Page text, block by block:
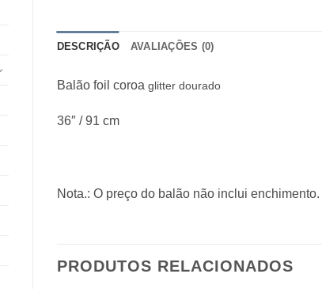
DESCRIÇÃO AVALIAÇÕES (0)
Balão foil coroa glitter dourado
36″ / 91 cm
Nota.: O preço do balão não inclui enchimento.
PRODUTOS RELACIONADOS